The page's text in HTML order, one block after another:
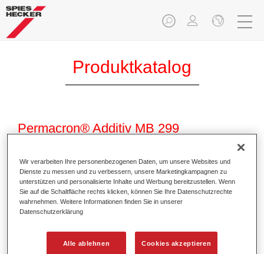
Produktkatalog
Permacron® Additiv MB 299
Materialnummer 4025331230243
Link zur Artikelseite
Wir verarbeiten Ihre personenbezogenen Daten, um unsere Websites und
Dienste zu messen und zu verbessern, unsere Marketingkampagnen zu
unterstützen und personalisierte Inhalte und Werbung bereitzustellen. Wenn
Sie auf die Schaltfläche rechts klicken, können Sie Ihre Datenschutzrechte
wahrnehmen. Weitere Informationen finden Sie in unserer
Datenschutzerklärung
Alle ablehnen Cookies akzeptieren